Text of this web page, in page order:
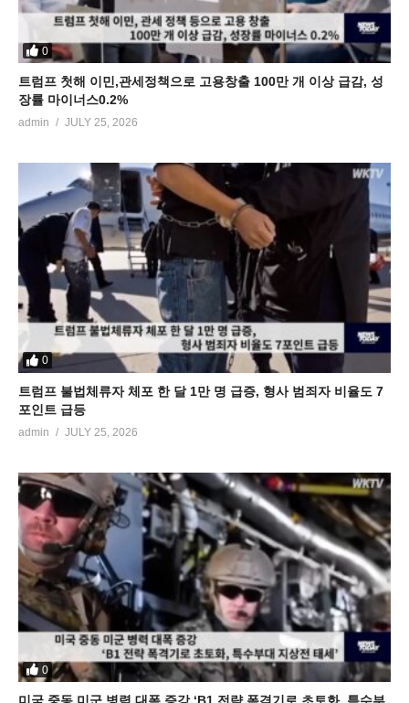
0
트럼프 첫해 이민,관세정책으로 고용창출 100만 개 이상 급감, 성
장률 마이너스0.2%
admin JULY 25, 2026
0
트럼프 불법체류자 체포 한 달 1만 명 급증, 형사 범죄자 비율도 7
포인트 급등
admin JULY 25, 2026
0